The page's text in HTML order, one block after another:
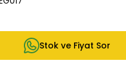
Stok ve Fiyat Sor